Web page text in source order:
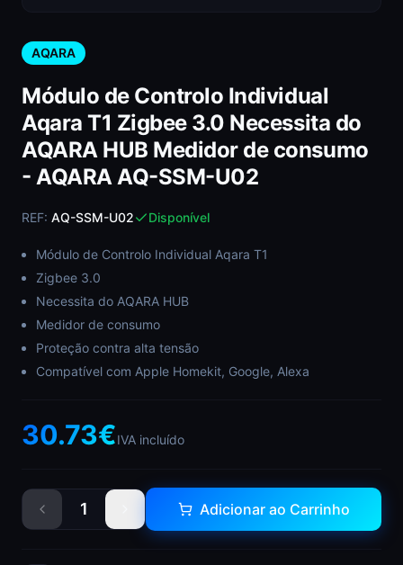
AQARA
Módulo de Controlo Individual
Aqara T1 Zigbee 3.0 Necessita do
AQARA HUB Medidor de consumo
- AQARA AQ-SSM-U02
REF: AQ-SSM-U02 Disponível
Módulo de Controlo Individual Aqara T1
Zigbee 3.0
Necessita do AQARA HUB
Medidor de consumo
Proteção contra alta tensão
Compatível com Apple Homekit, Google, Alexa
30.73€IVA incluído
1 Adicionar ao Carrinho